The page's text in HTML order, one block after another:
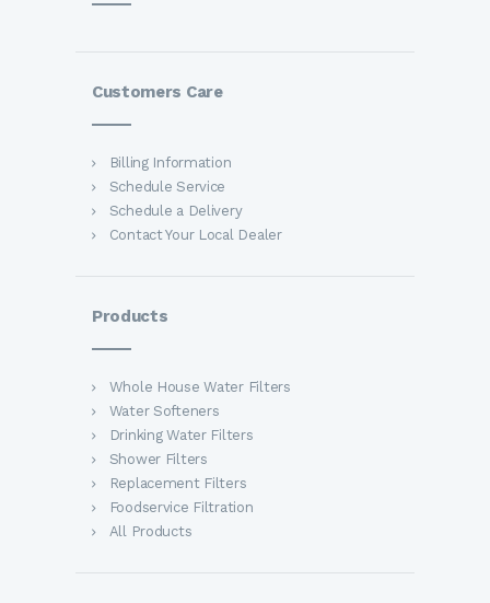
Customers Care
Billing Information
Schedule Service
Schedule a Delivery
Contact Your Local Dealer
Products
Whole House Water Filters
Water Softeners
Drinking Water Filters
Shower Filters
Replacement Filters
Foodservice Filtration
All Products